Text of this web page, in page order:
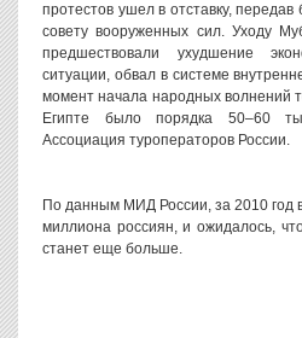
протестов ушел в отставку,
совету вооруженных сил. Уходу
предшествовали ухудшение
ситуации, обвал в системе
момент начала народных волнений
Египте было порядка 50–60
Ассоциация туроператоров России.
По данным МИД России, за 2010 год
миллиона россиян, и ожидалось,
станет еще больше.